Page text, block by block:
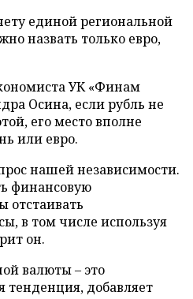
единой региональной
назвать только евро,
УК «Финам
Осина, если рубль не
его место вполне
или евро.
нашей независимости.
финансовую
отстаивать
в том числе используя
он.
валюты – это
тенденция, добавляет